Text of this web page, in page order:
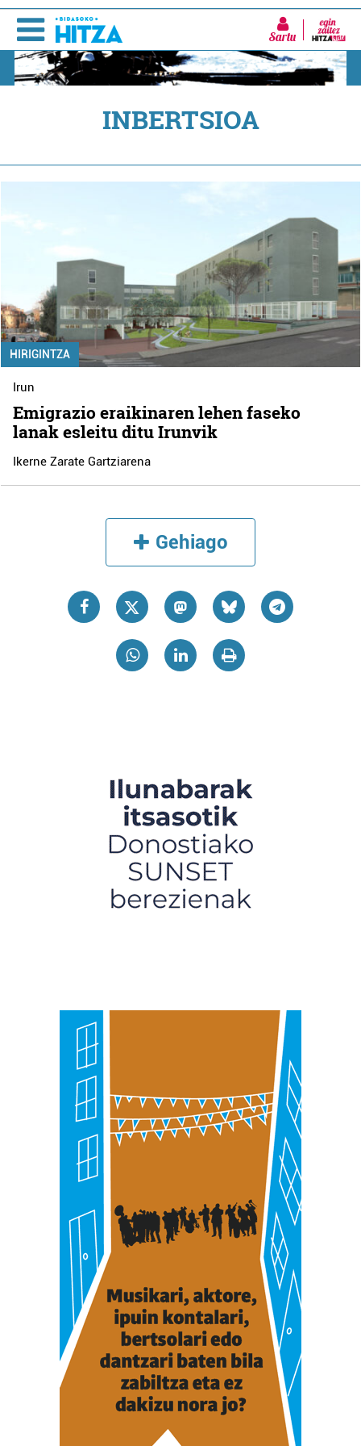
Sartu
INBERTSIOA
HIRIGINTZA
Irun
Emigrazio eraikinaren lehen faseko
lanak esleitu ditu Irunvik
Ikerne Zarate Gartziarena
Gehiago